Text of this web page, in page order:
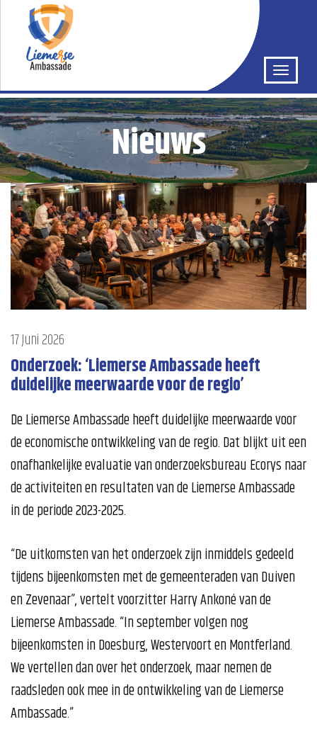
Nieuws
17 Juni 2026
Onderzoek: ‘Liemerse Ambassade heeft
duidelijke meerwaarde voor de regio’
De Liemerse Ambassade heeft duidelijke meerwaarde voor
de economische ontwikkeling van de regio. Dat blijkt uit een
onafhankelijke evaluatie van onderzoeksbureau Ecorys naar
de activiteiten en resultaten van de Liemerse Ambassade
in de periode 2023-2025.
“De uitkomsten van het onderzoek zijn inmiddels gedeeld
tijdens bijeenkomsten met de gemeenteraden van Duiven
en Zevenaar”, vertelt voorzitter Harry Ankoné van de
Liemerse Ambassade. “In september volgen nog
bijeenkomsten in Doesburg, Westervoort en Montferland.
We vertellen dan over het onderzoek, maar nemen de
raadsleden ook mee in de ontwikkeling van de Liemerse
Ambassade.”